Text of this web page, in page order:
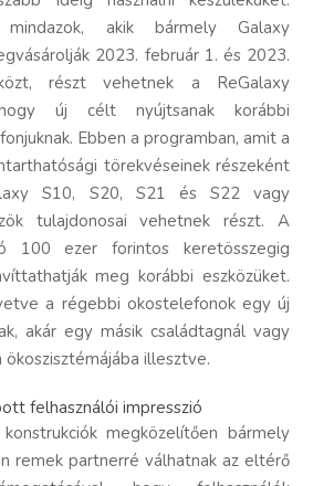
mindazok, akik bármely Galaxy
2023. február 1. és 2023.
részt vehetnek a ReGalaxy
új célt nyújtsanak korábbi
Ebben a programban, amit a
törekvéseinek részeként
S10, S20, S21 és S22 vagy
tulajdonosai vehetnek részt. A
100 ezer forintos keretösszegig
meg korábbi eszközüket.
a régebbi okostelefonok egy új
akár egy másik családtagnál vagy
illesztve.
felhasználói impresszió
megközelítően bármely
remek partnerré válhatnak az eltérő